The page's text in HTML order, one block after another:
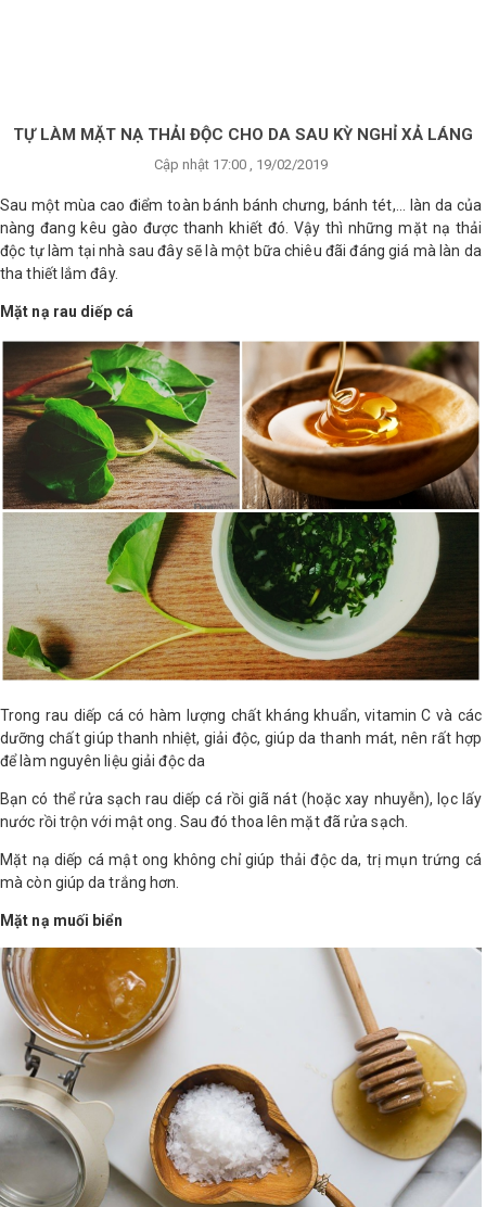
Shop All Brand A-
Z
TỰ LÀM MẶT NẠ THẢI ĐỘC CHO DA SAU KỲ NGHỈ XẢ LÁNG
Cập nhật 17:00 , 19/02/2019
Sau một mùa cao điểm toàn bánh bánh chưng, bánh tét,... làn da của
nàng đang kêu gào được thanh khiết đó. Vậy thì những mặt nạ thải
độc tự làm tại nhà sau đây sẽ là một bữa chiêu đãi đáng giá mà làn da
tha thiết lắm đây.
Mặt nạ rau diếp cá
Trong rau diếp cá có hàm lượng chất kháng khuẩn, vitamin C và các
dưỡng chất giúp thanh nhiệt, giải độc, giúp da thanh mát, nên rất hợp
để làm nguyên liệu giải độc da
Bạn có thể rửa sạch rau diếp cá rồi giã nát (hoặc xay nhuyễn), lọc lấy
nước rồi trộn với mật ong. Sau đó thoa lên mặt đã rửa sạch.
Mặt nạ diếp cá mật ong không chỉ giúp thải độc da, trị mụn trứng cá
mà còn giúp da trắng hơn.
Mặt nạ muối biển